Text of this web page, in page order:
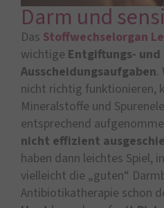
Darm und
Das Stoffwechselorgan
wichtige Entgiftungs- und
Ausscheidungsaufgaben.
nicht richtig funktionieren,
Mineralstoffe und
entsprechend
nicht effizient
haben dann leichtes Spiel,
vielleicht die „guten“
Antibiotikatherapie schon